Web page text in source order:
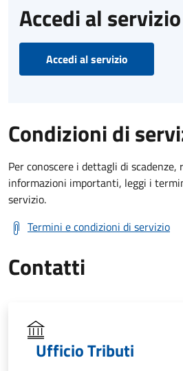
Accedi al servizio
Accedi al servizio
Condizioni di
Per conoscere i dettagli di
informazioni importanti, leggi i
servizio.
Termini e condizioni di servizio
Contatti
Ufficio Tributi